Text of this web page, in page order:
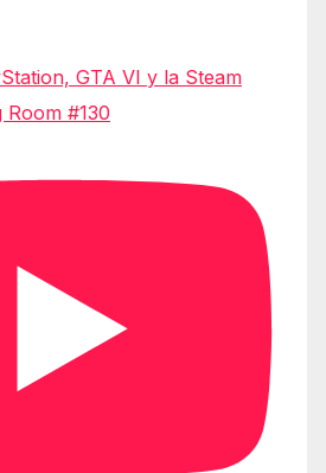
GTA VI y la Steam
Room #130